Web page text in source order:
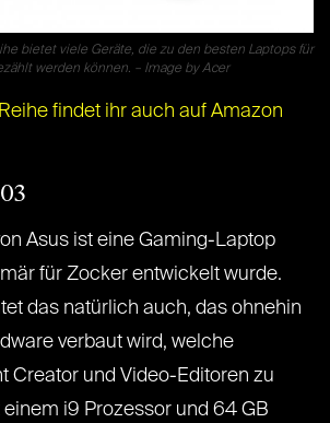
bietet viele Geräte, die zu den besten Laptops für
werden können. – Image by Acer
findet ihr auch auf Amazon
Asus ist eine Gaming-Laptop
für Zocker entwickelt wurde.
das natürlich auch, das ohnehin
verbaut wird, welche
Creator und Video-Editoren zu
i9 Prozessor und 64 GB